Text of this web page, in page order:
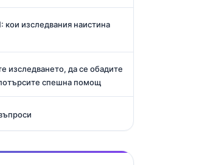
изследвания наистина
изследването, да се обадите
спешна помощ